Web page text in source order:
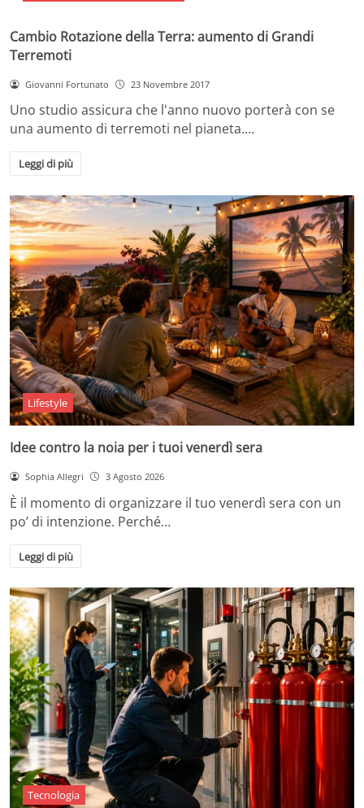
Cambio Rotazione della Terra: aumento di Grandi
Terremoti
Giovanni Fortunato 23 Novembre 2017
Uno studio assicura che l'anno nuovo porterà con se
una aumento di terremoti nel pianeta.…
Leggi di più
Lifestyle
Idee contro la noia per i tuoi venerdì sera
Sophia Allegri 3 Agosto 2026
È il momento di organizzare il tuo venerdì sera con un
po’ di intenzione. Perché…
Leggi di più
Tecnologia